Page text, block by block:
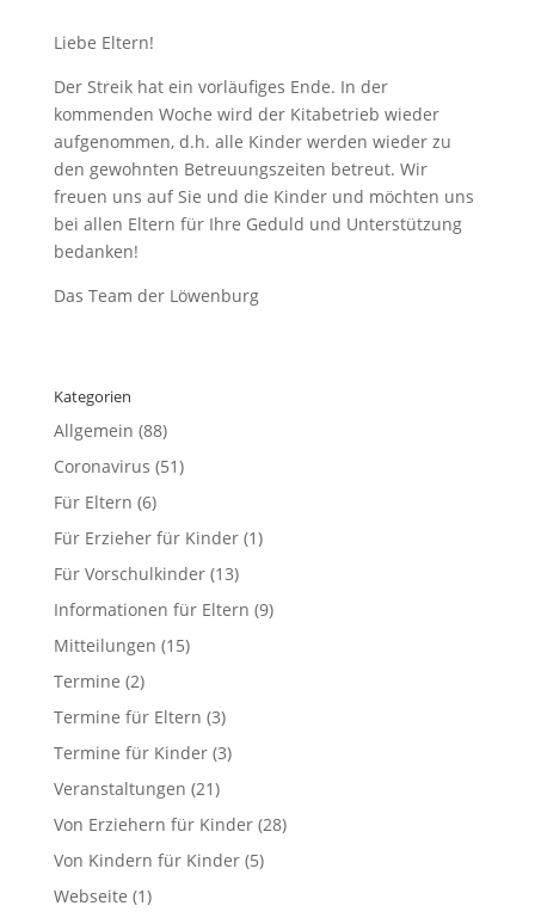
Liebe Eltern!
Der Streik hat ein vorläufiges Ende. In der
kommenden Woche wird der Kitabetrieb wieder
aufgenommen, d.h. alle Kinder werden wieder zu
den gewohnten Betreuungszeiten betreut. Wir
freuen uns auf Sie und die Kinder und möchten uns
bei allen Eltern für Ihre Geduld und Unterstützung
bedanken!
Das Team der Löwenburg
Kategorien
Allgemein (88)
Coronavirus (51)
Für Eltern (6)
Für Erzieher für Kinder(1)
Für Vorschulkinder(13)
Informationen für Eltern (9)
Mitteilungen (15)
Termine (2)
Termine für Eltern (3)
Termine für Kinder(3)
Veranstaltungen (21)
Von Erziehern für Kinder(28)
Von Kindern für Kinder(5)
Webseite (1)